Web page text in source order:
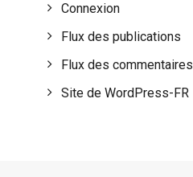
Connexion
Flux des publications
Flux des commentaires
Site de WordPress-FR